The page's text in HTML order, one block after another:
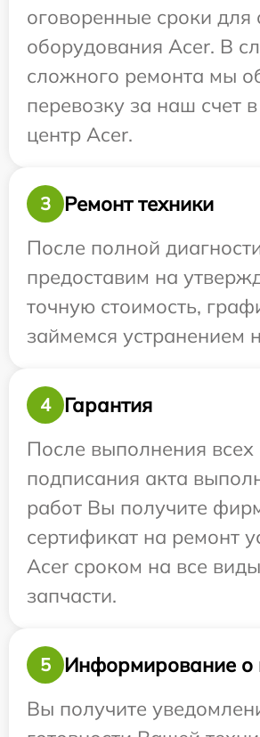
оговоренные сроки для
оборудования Acer. В
сложного ремонта мы
перевозку за наш счет
центр Acer.
3
Ремонт техники
После полной
предоставим на
точную стоимость,
займемся устранением
4
Гарантия
После выполнения всех
подписания акта
работ Вы получите
сертификат на ремонт
Acer сроком на все
запчасти.
5
Информирование о
Вы получите